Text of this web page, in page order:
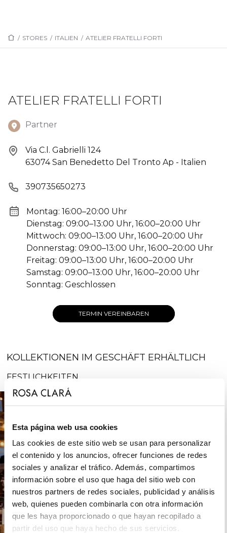
Esta página web usa cookies
Las cookies de este sitio web se usan para personalizar
el contenido y los anuncios, ofrecer funciones de redes
sociales y analizar el tráfico. Además, compartimos
información sobre el uso que haga del sitio web con
nuestros partners de redes sociales, publicidad y análisis
web, quienes pueden combinarla con otra información
que les haya proporcionado o que hayan recopilado a
partir del uso que haya hecho de sus servicios.
/ STORES / ITALIEN / ATELIER FRATELLI FORTI
ATELIER FRATELLI FORTI
Partner
Via C.l. Gabrielli 124
63074 San Benedetto Del Tronto Ap - Italien
390735650273
Montag: 16:00–20:00 Uhr
Dienstag: 09:00–13:00 Uhr, 16:00–20:00 Uhr
Mittwoch: 09:00–13:00 Uhr, 16:00–20:00 Uhr
Donnerstag: 09:00–13:00 Uhr, 16:00–20:00 Uhr
Freitag: 09:00–13:00 Uhr, 16:00–20:00 Uhr
Samstag: 09:00–13:00 Uhr, 16:00–20:00 Uhr
Sonntag: Geschlossen
TERMIN VEREINBAREN
KOLLEKTIONEN IM GESCHÄFT ERHÄLTLICH
FESTLICHKEITEN